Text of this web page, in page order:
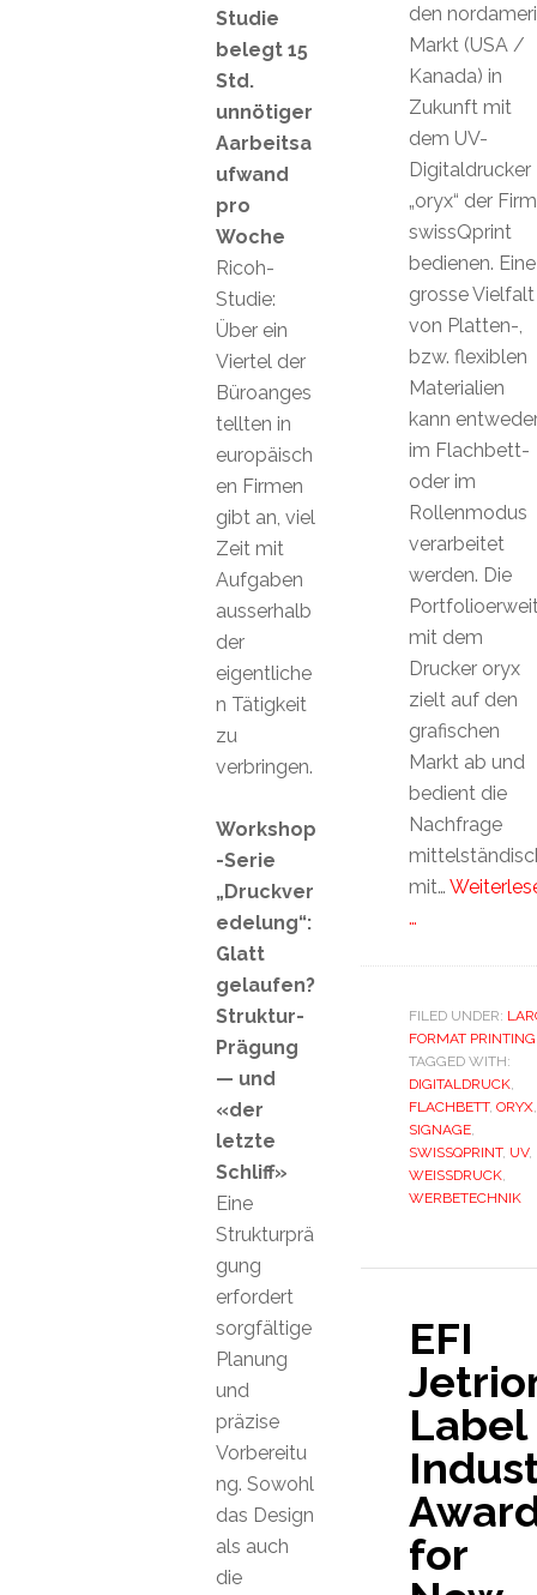
den
Markt (USA /
Kanada) in
Zukunft mit
dem UV-
Digitaldrucker
„oryx“ der
swissQprint
bedienen. Eine
grosse Vielfalt
von Platten-,
bzw. flexiblen
Materialien
kann
im Flachbett-
oder im
Rollenmodus
verarbeitet
werden. Die
mit dem
Drucker oryx
zielt auf den
grafischen
Markt ab und
bedient die
Nachfrage
mit…
…
FILED UNDER:
FORMAT PRINTING
TAGGED WITH:
DIGITALDRUCK,
FLACHBETT, ORYX,
SIGNAGE,
SWISSQPRINT, UV,
WEISSDRUCK,
WERBETECHNIK
EFI
Label
for
Studie
belegt 15
Std.
unnötiger
Aarbeitsa
ufwand
pro
Woche
Ricoh-
Studie:
Über ein
Viertel der
Büroanges
tellten in
europäisch
en Firmen
gibt an, viel
Zeit mit
Aufgaben
ausserhalb
der
eigentliche
n Tätigkeit
zu
verbringen.
Workshop
-Serie
„Druckver
edelung“:
Glatt
gelaufen?
Struktur-
Prägung
— und
«der
letzte
Schliff»
Eine
Strukturprä
gung
erfordert
sorgfältige
Planung
und
präzise
Vorbereitu
ng. Sowohl
das Design
als auch
die